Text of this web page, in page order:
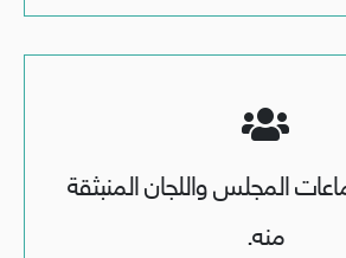
المجلس واللجان المنبثقة
منه.